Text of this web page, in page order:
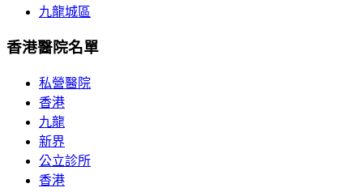
九龍城區
香港醫院名單
私營醫院
香港
九龍
新界
公立診所
香港